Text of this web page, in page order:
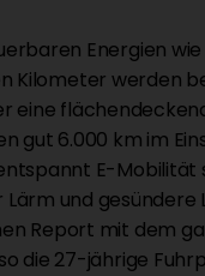
Energien
Kilometer werden
eine
gut 6.000 km im
E-Mobilität
und gesündere
Report mit dem
die 27-jährige